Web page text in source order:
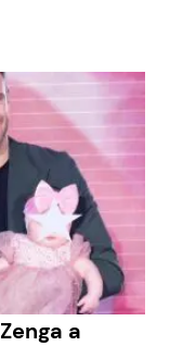
Benessere
Casa
Moda e Style
Mondo Mamma
News benessere
a